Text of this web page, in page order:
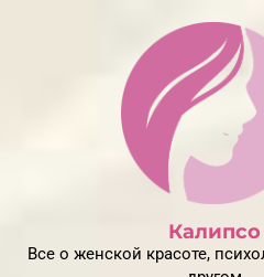
Калипсо
Все о женской красоте,